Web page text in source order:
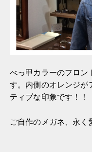
べっ甲カラーのフロン
す。内側のオレンジが
ティブな印象です！！
ご自作のメガネ、永く